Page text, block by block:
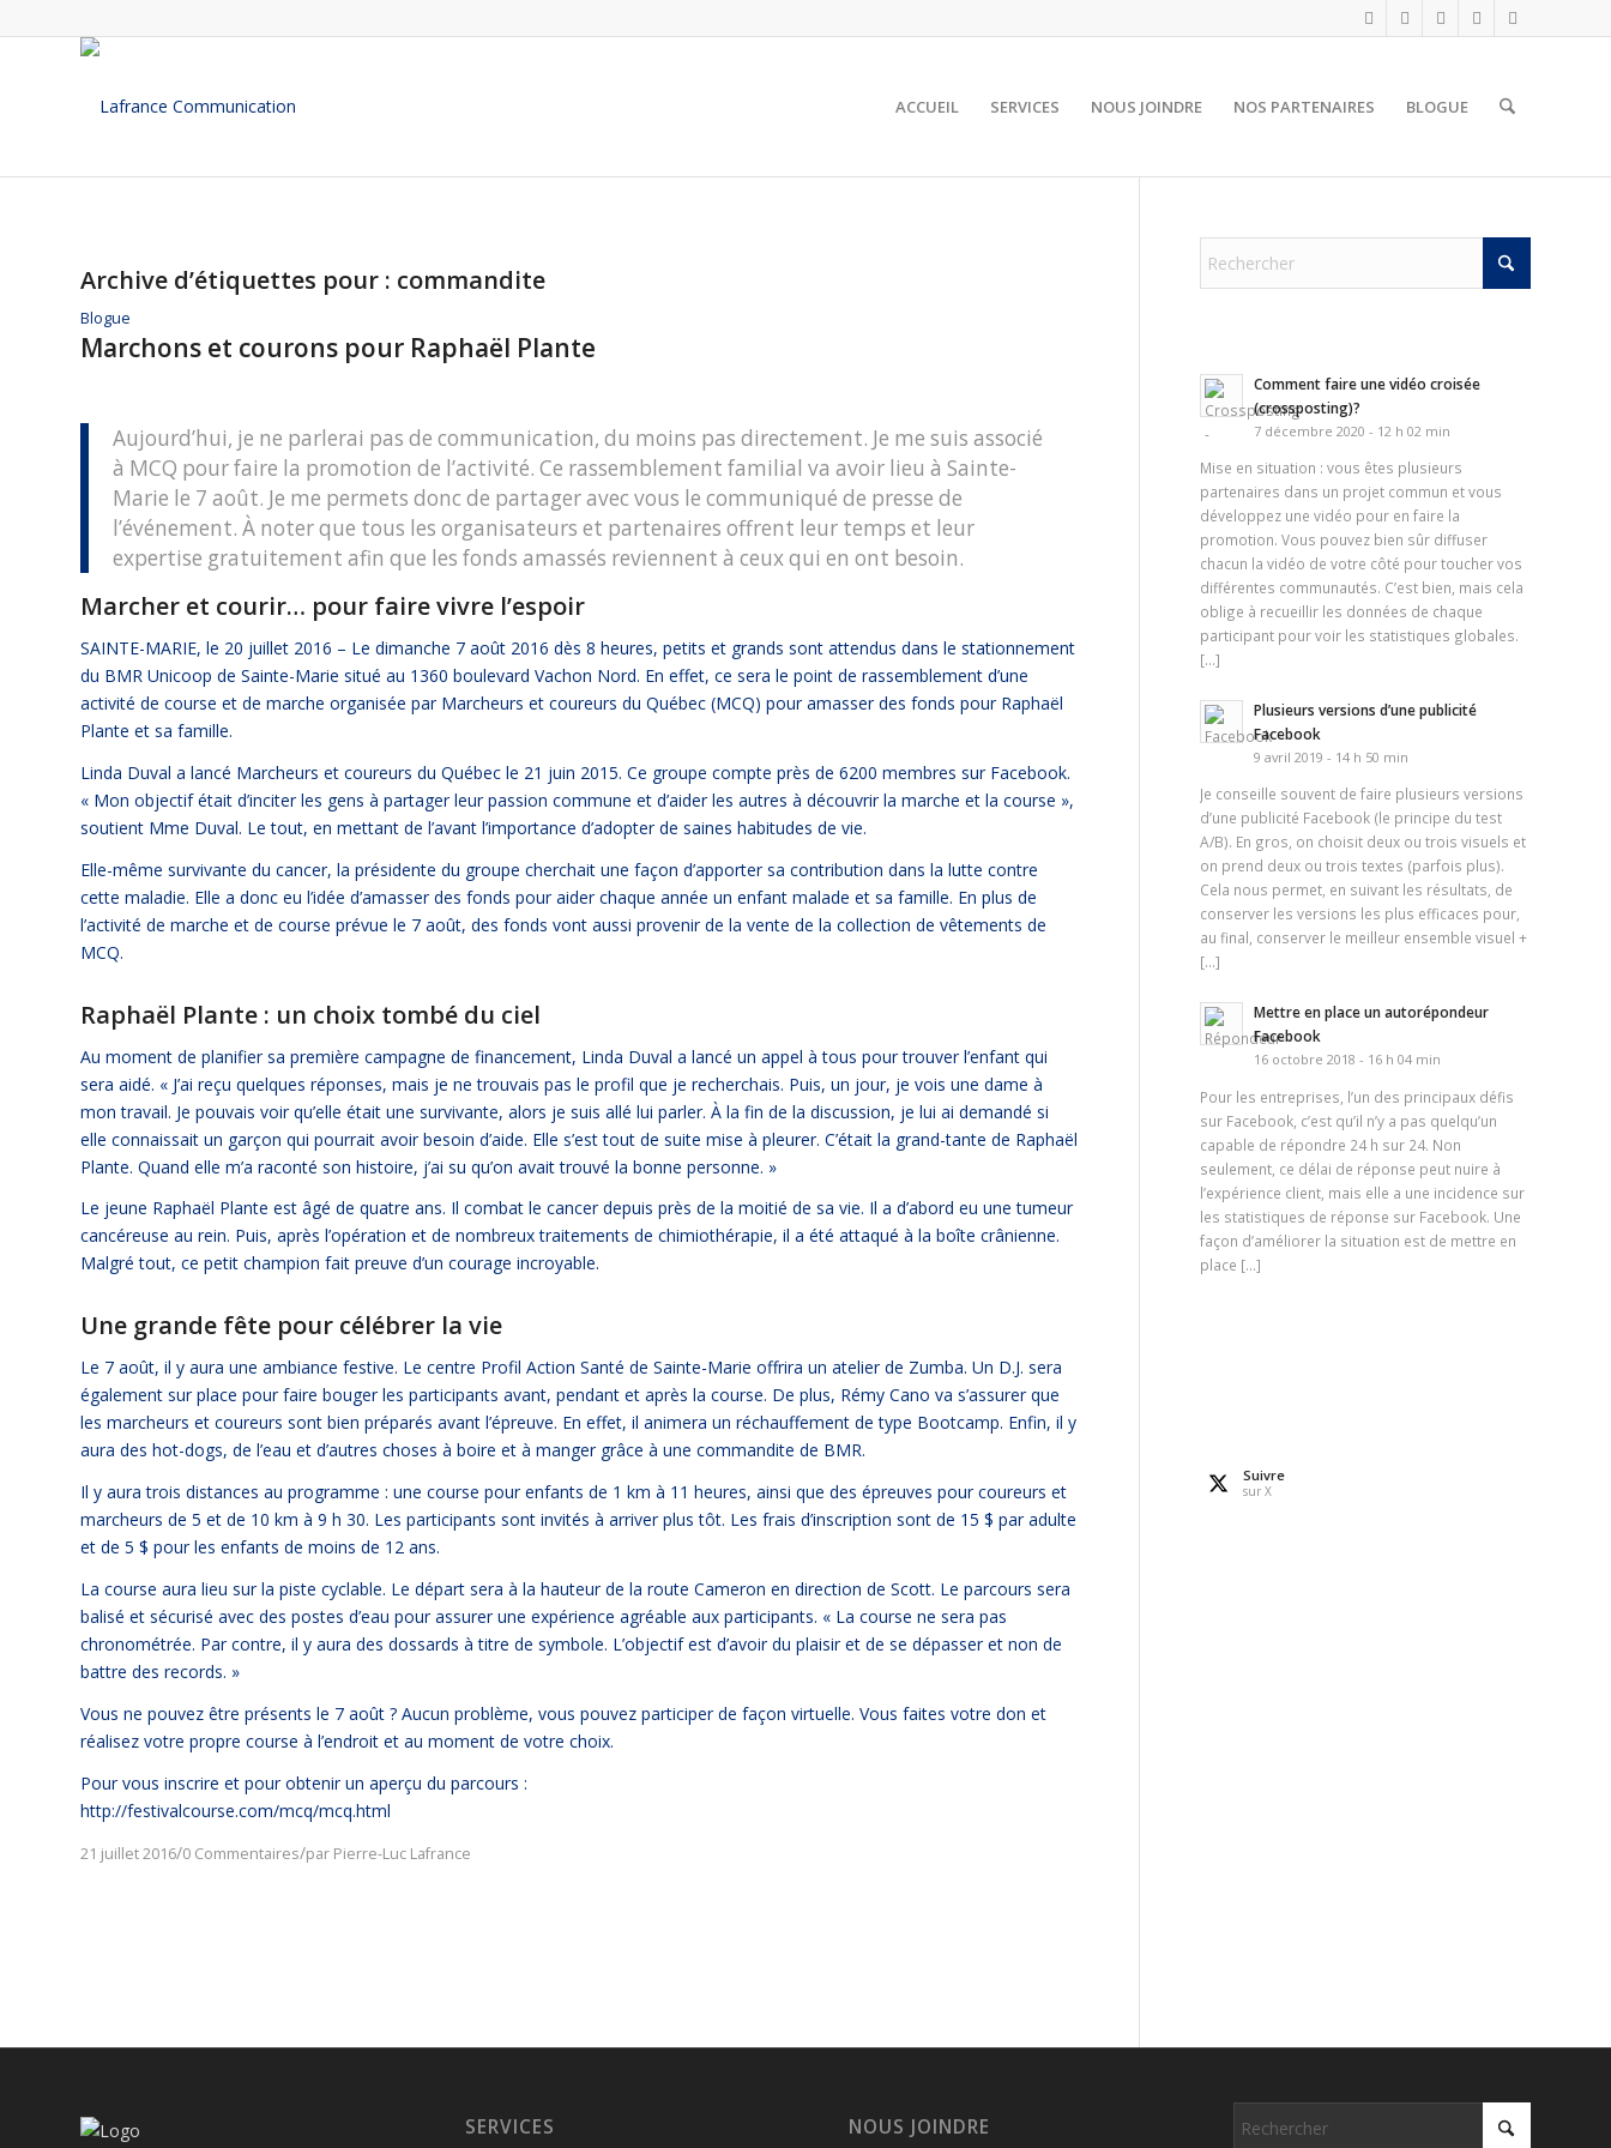
ACCUEIL SERVICES NOUS JOINDRE NOS PARTENAIRES BLOGUE
Archive d’étiquettes pour : commandite
Blogue
Marchons et courons pour Raphaël Plante
Aujourd’hui, je ne parlerai pas de communication, du moins pas directement. Je me suis associé
à MCQ pour faire la promotion de l’activité. Ce rassemblement familial va avoir lieu à Sainte-
Marie le 7 août. Je me permets donc de partager avec vous le communiqué de presse de
l’événement. À noter que tous les organisateurs et partenaires offrent leur temps et leur
expertise gratuitement afin que les fonds amassés reviennent à ceux qui en ont besoin.
Marcher et courir… pour faire vivre l’espoir
SAINTE-MARIE, le 20 juillet 2016 – Le dimanche 7 août 2016 dès 8 heures, petits et grands sont attendus dans le stationnement
du BMR Unicoop de Sainte-Marie situé au 1360 boulevard Vachon Nord. En effet, ce sera le point de rassemblement d’une
activité de course et de marche organisée par Marcheurs et coureurs du Québec (MCQ) pour amasser des fonds pour Raphaël
Plante et sa famille.
Linda Duval a lancé Marcheurs et coureurs du Québec le 21 juin 2015. Ce groupe compte près de 6200 membres sur Facebook.
« Mon objectif était d’inciter les gens à partager leur passion commune et d’aider les autres à découvrir la marche et la course »,
soutient Mme Duval. Le tout, en mettant de l’avant l’importance d’adopter de saines habitudes de vie.
Elle-même survivante du cancer, la présidente du groupe cherchait une façon d’apporter sa contribution dans la lutte contre
cette maladie. Elle a donc eu l’idée d’amasser des fonds pour aider chaque année un enfant malade et sa famille. En plus de
l’activité de marche et de course prévue le 7 août, des fonds vont aussi provenir de la vente de la collection de vêtements de
MCQ.
Raphaël Plante : un choix tombé du ciel
Au moment de planifier sa première campagne de financement, Linda Duval a lancé un appel à tous pour trouver l’enfant qui
sera aidé. « J’ai reçu quelques réponses, mais je ne trouvais pas le profil que je recherchais. Puis, un jour, je vois une dame à
mon travail. Je pouvais voir qu’elle était une survivante, alors je suis allé lui parler. À la fin de la discussion, je lui ai demandé si
elle connaissait un garçon qui pourrait avoir besoin d’aide. Elle s’est tout de suite mise à pleurer. C’était la grand-tante de Raphaël
Plante. Quand elle m’a raconté son histoire, j’ai su qu’on avait trouvé la bonne personne. »
Le jeune Raphaël Plante est âgé de quatre ans. Il combat le cancer depuis près de la moitié de sa vie. Il a d’abord eu une tumeur
cancéreuse au rein. Puis, après l’opération et de nombreux traitements de chimiothérapie, il a été attaqué à la boîte crânienne.
Malgré tout, ce petit champion fait preuve d’un courage incroyable.
Une grande fête pour célébrer la vie
Le 7 août, il y aura une ambiance festive. Le centre Profil Action Santé de Sainte-Marie offrira un atelier de Zumba. Un D.J. sera
également sur place pour faire bouger les participants avant, pendant et après la course. De plus, Rémy Cano va s’assurer que
les marcheurs et coureurs sont bien préparés avant l’épreuve. En effet, il animera un réchauffement de type Bootcamp. Enfin, il y
aura des hot-dogs, de l’eau et d’autres choses à boire et à manger grâce à une commandite de BMR.
Il y aura trois distances au programme : une course pour enfants de 1 km à 11 heures, ainsi que des épreuves pour coureurs et
marcheurs de 5 et de 10 km à 9 h 30. Les participants sont invités à arriver plus tôt. Les frais d’inscription sont de 15 $ par adulte
et de 5 $ pour les enfants de moins de 12 ans.
La course aura lieu sur la piste cyclable. Le départ sera à la hauteur de la route Cameron en direction de Scott. Le parcours sera
balisé et sécurisé avec des postes d’eau pour assurer une expérience agréable aux participants. « La course ne sera pas
chronométrée. Par contre, il y aura des dossards à titre de symbole. L’objectif est d’avoir du plaisir et de se dépasser et non de
battre des records. »
Vous ne pouvez être présents le 7 août ? Aucun problème, vous pouvez participer de façon virtuelle. Vous faites votre don et
réalisez votre propre course à l’endroit et au moment de votre choix.
Pour vous inscrire et pour obtenir un aperçu du parcours :
http://festivalcourse.com/mcq/mcq.html
21 juillet 2016/0 Commentaires/par Pierre-Luc Lafrance
Comment faire une vidéo croisée
(crossposting)?
7 décembre 2020 - 12 h 02 min
Mise en situation : vous êtes plusieurs
partenaires dans un projet commun et vous
développez une vidéo pour en faire la
promotion. Vous pouvez bien sûr diffuser
chacun la vidéo de votre côté pour toucher vos
différentes communautés. C’est bien, mais cela
oblige à recueillir les données de chaque
participant pour voir les statistiques globales.
[…]
Plusieurs versions d’une publicité
Facebook
9 avril 2019 - 14 h 50 min
Je conseille souvent de faire plusieurs versions
d’une publicité Facebook (le principe du test
A/B). En gros, on choisit deux ou trois visuels et
on prend deux ou trois textes (parfois plus).
Cela nous permet, en suivant les résultats, de
conserver les versions les plus efficaces pour,
au final, conserver le meilleur ensemble visuel +
[…]
Mettre en place un autorépondeur
Facebook
16 octobre 2018 - 16 h 04 min
Pour les entreprises, l’un des principaux défis
sur Facebook, c’est qu’il n’y a pas quelqu’un
capable de répondre 24 h sur 24. Non
seulement, ce délai de réponse peut nuire à
l’expérience client, mais elle a une incidence sur
les statistiques de réponse sur Facebook. Une
façon d’améliorer la situation est de mettre en
place […]
Suivre
sur X
SERVICES NOUS JOINDRE